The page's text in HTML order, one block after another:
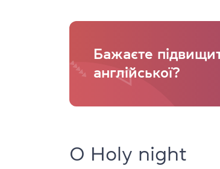
Бажаєте
англійської?
O Holy night